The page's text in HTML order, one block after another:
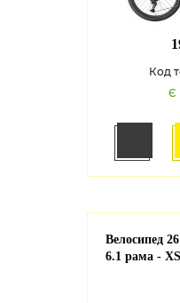
Код
Є
Велосипед
6.1 рама -